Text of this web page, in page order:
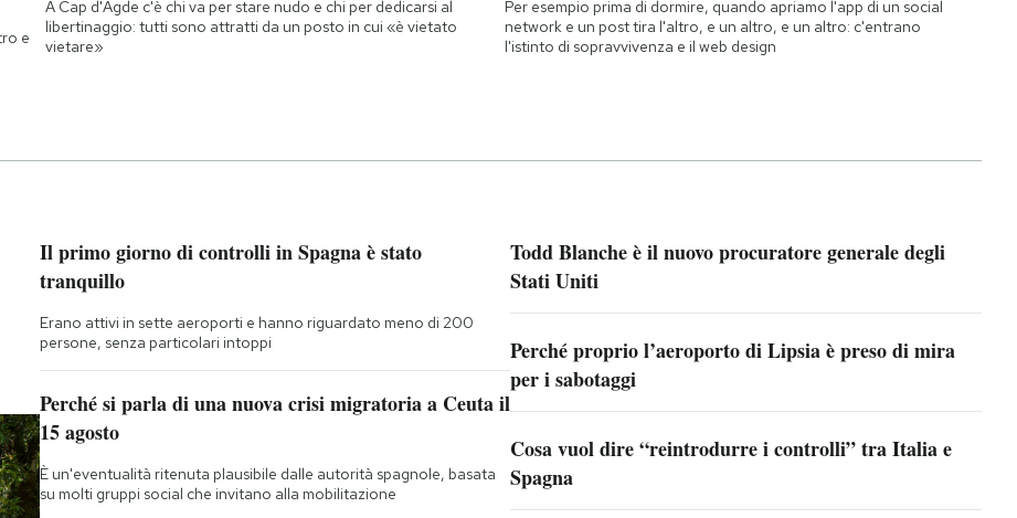
e
A Cap d'Agde c'è chi va per stare nudo e chi per dedicarsi al
libertinaggio: tutti sono attratti da un posto in cui «è vietato
vietare»
Per esempio prima di dormire, quando apriamo l'app di un social
network e un post tira l'altro, e un altro, e un altro: c'entrano
l'istinto di sopravvivenza e il web design
Il primo giorno di controlli in Spagna è stato
tranquillo
Erano attivi in sette aeroporti e hanno riguardato meno di 200
persone, senza particolari intoppi
Perché si parla di una nuova crisi migratoria a Ceuta il
15 agosto
È un'eventualità ritenuta plausibile dalle autorità spagnole, basata
su molti gruppi social che invitano alla mobilitazione
Todd Blanche è il nuovo procuratore generale degli
Stati Uniti
Perché proprio l’aeroporto di Lipsia è preso di mira
per i sabotaggi
Cosa vuol dire “reintrodurre i controlli” tra Italia e
Spagna